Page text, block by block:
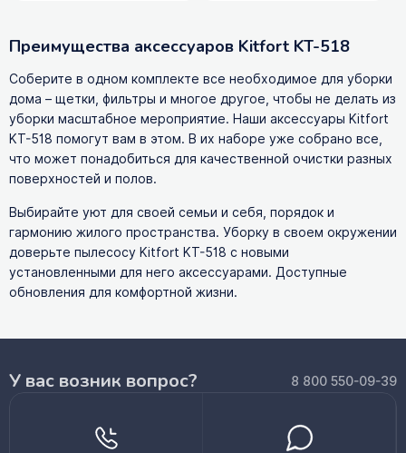
Преимущества аксессуаров Kitfort KT-518
Соберите в одном комплекте все необходимое для уборки
дома – щетки, фильтры и многое другое, чтобы не делать из
уборки масштабное мероприятие. Наши аксессуары Kitfort
KT-518 помогут вам в этом. В их наборе уже собрано все,
что может понадобиться для качественной очистки разных
поверхностей и полов.
Выбирайте уют для своей семьи и себя, порядок и
гармонию жилого пространства. Уборку в своем окружении
доверьте пылесосу Kitfort KT-518 с новыми
установленными для него аксессуарами. Доступные
обновления для комфортной жизни.
У вас возник вопрос? 8 800 550-09-39